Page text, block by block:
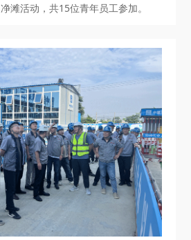
滩活动，共15位青年员工参加。